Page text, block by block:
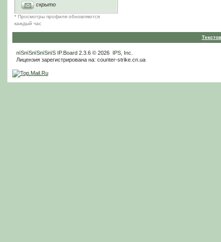
скрыто
* Просмотры профиля обновляются
каждый час
пїЅпїЅпїЅпїЅпїЅ IP.Board2.3.6 © 2026 IPS, Inc
Лицензия зарегистрирована на: counter-strike.cn.ua